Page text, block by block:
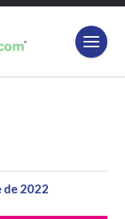
de 2022